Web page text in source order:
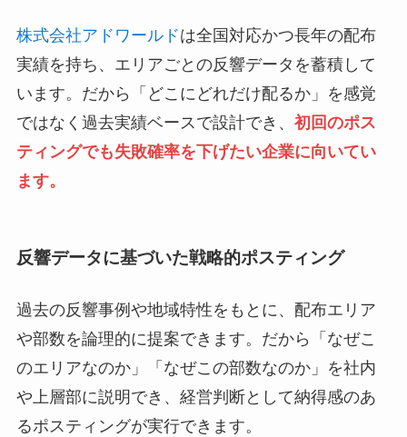
株式会社アドワールドは全国対応かつ長年の配布
実績を持ち、エリアごとの反響データを蓄積して
います。だから「どこにどれだけ配るか」を感覚
ではなく過去実績ベースで設計でき、 初回のポス
ティングでも失敗確率を下げたい企業に向いてい
ます。
反響データに基づいた戦略的ポスティング
過去の反響事例や地域特性をもとに、配布エリア
や部数を論理的に提案できます。だから「なぜこ
のエリアなのか」「なぜこの部数なのか」を社内
や上層部に説明でき、経営判断として納得感のあ
るポスティングが実行できます。